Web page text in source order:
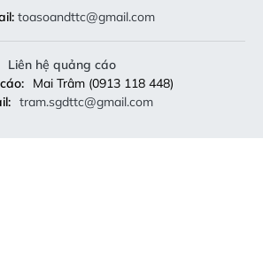
toasoandttc@gmail.com
Liên hệ quảng cáo
Mai Trâm (0913 118 448)
tram.sgdttc@gmail.com